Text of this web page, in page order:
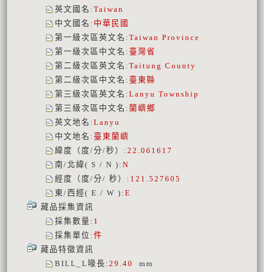
英文國名 : Taiwan
中文國名 : 中華民國
第一級次區英文名 : Taiwan Province
第一級次區中文名 : 臺灣省
第二級次區英文名 : Taitung County
第二級次區中文名 : 臺東縣
第三級次區英文名 : Lanyu Township
第三級次區中文名 : 蘭嶼鄉
英文地名 : Lanyu
中文地名 : 臺東蘭嶼
緯度（度/分/秒） : 22.061617
南/北緯( S / N ) : N
經度（度/分/ 秒） : 121.527605
東/西經( E / W ) : E
藏品採集資訊
採集數量 : 1
採集單位 : 件
藏品特徵資訊
BILL_L喙長 : 29.40
mm